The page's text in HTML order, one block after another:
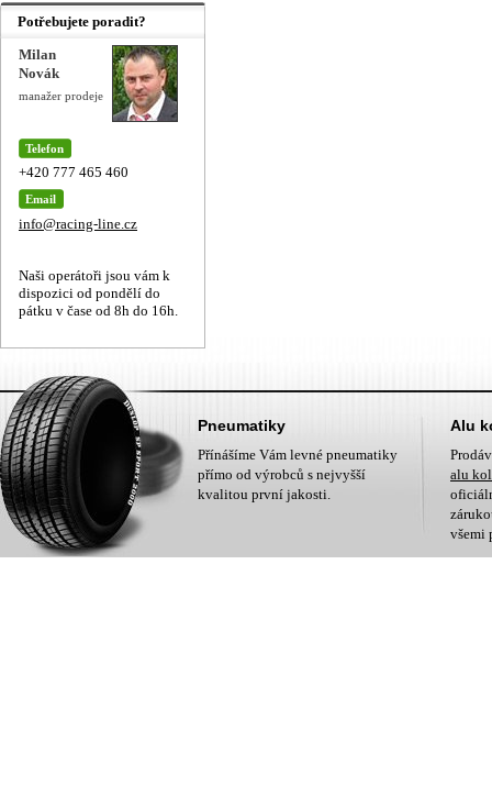
Potřebujete poradit?
Milan
Novák
manažer prodeje
Telefon
+420 777 465 460
Email
info@racing-line.cz
Naši operátoři jsou vám k
dispozici od pondělí do
pátku v čase od 8h do 16h.
Pneumatiky
Přínášíme Vám levné pneumatiky
přímo od výrobců s nejvyšší
kvalitou první jakosti.
Alu
alu
všemi